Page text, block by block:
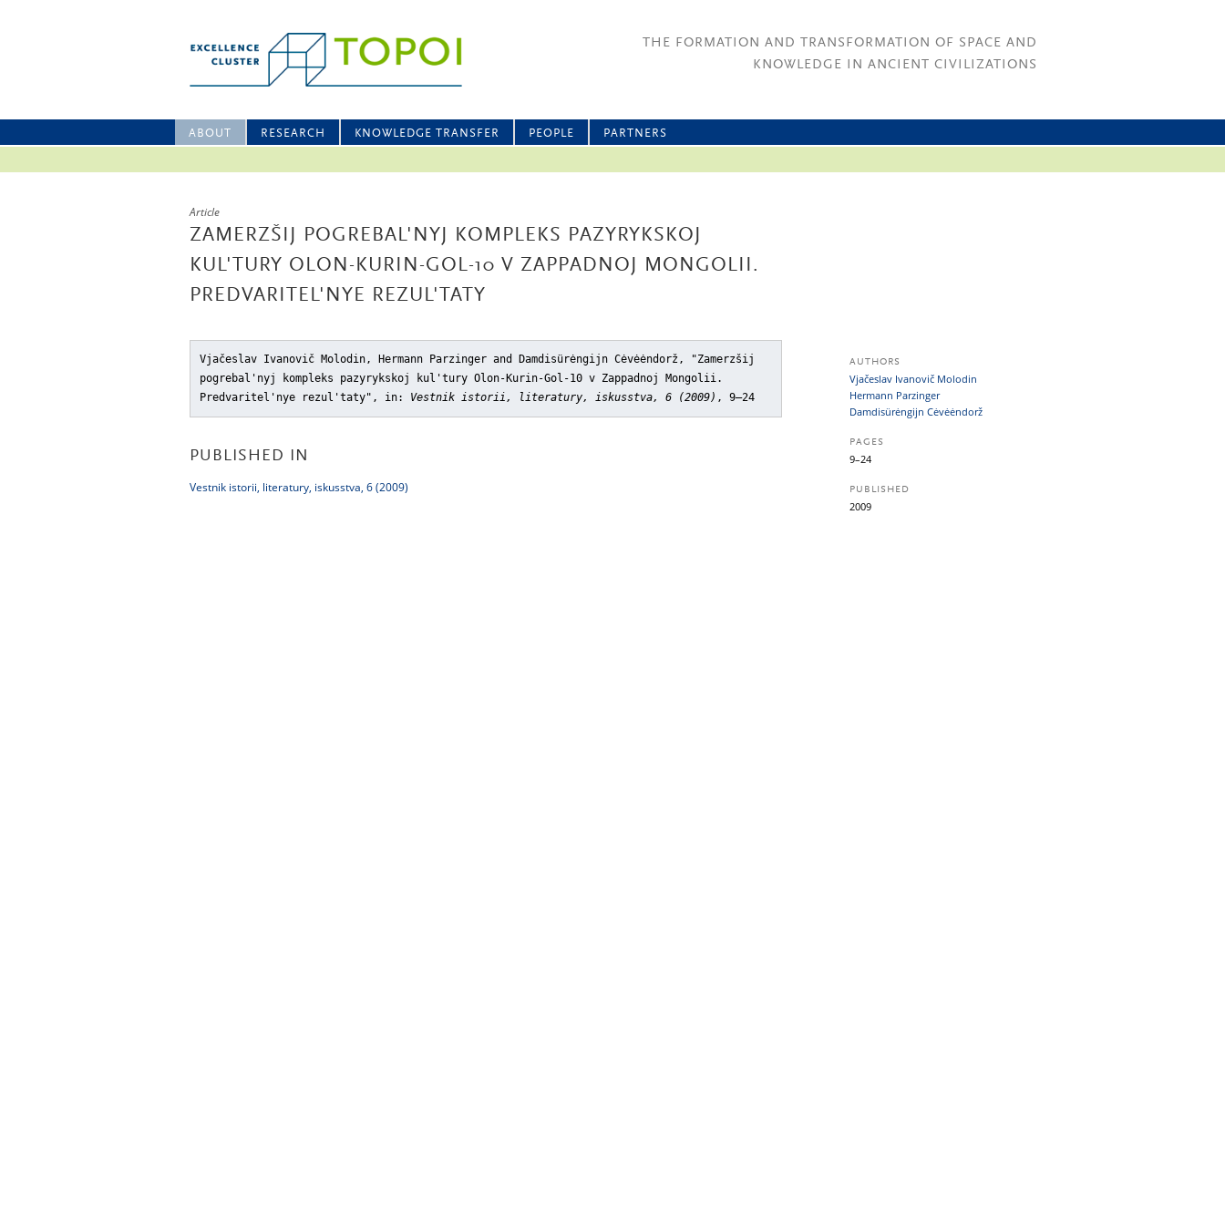
THE FORMATION AND TRANSFORMATION OF SPACE AND
KNOWLEDGE IN ANCIENT CIVILIZATIONS
ABOUT RESEARCH KNOWLEDGE TRANSFER PEOPLE PARTNERS
Article
ZAMERZŠIJ POGREBAL'NYJ KOMPLEKS PAZYRYKSKOJ
KUL'TURY OLON-KURIN-GOL-10 V ZAPPADNOJ MONGOLII.
PREDVARITEL'NYE REZUL'TATY
Vjačeslav Ivanovič Molodin, Hermann Parzinger and Damdisürėngijn Cėvėėndorž, "Zamerzšij
pogrebal'nyj kompleks pazyrykskoj kul'tury Olon-Kurin-Gol-10 v Zappadnoj Mongolii.
Predvaritel'nye rezul'taty" , in: Vestnik istorii, literatury, iskusstva, 6 (2009) , 9–24
PUBLISHED IN
Vestnik istorii, literatury, iskusstva, 6 (2009)
AUTHORS
Vjačeslav Ivanovič Molodin
Hermann Parzinger
Damdisürėngijn Cėvėėndorž
PAGES
9–24
PUBLISHED
2009